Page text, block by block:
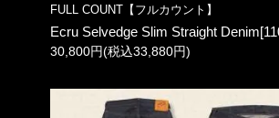
FULL COUNT【フルカウント】
Ecru Selvedge Slim Straight
30,800円(税込33,880円)